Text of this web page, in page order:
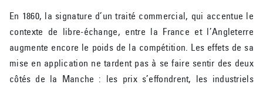
En 1860, la signature d’un traité commercial, qui accentue le
contexte de libre-échange, entre la France et l’Angleterre
augmente encore le poids de la compétition. Les effets de sa
mise en application ne tardent pas à se faire sentir des deux
côtés de la Manche : les prix s’effondrent, les industriels